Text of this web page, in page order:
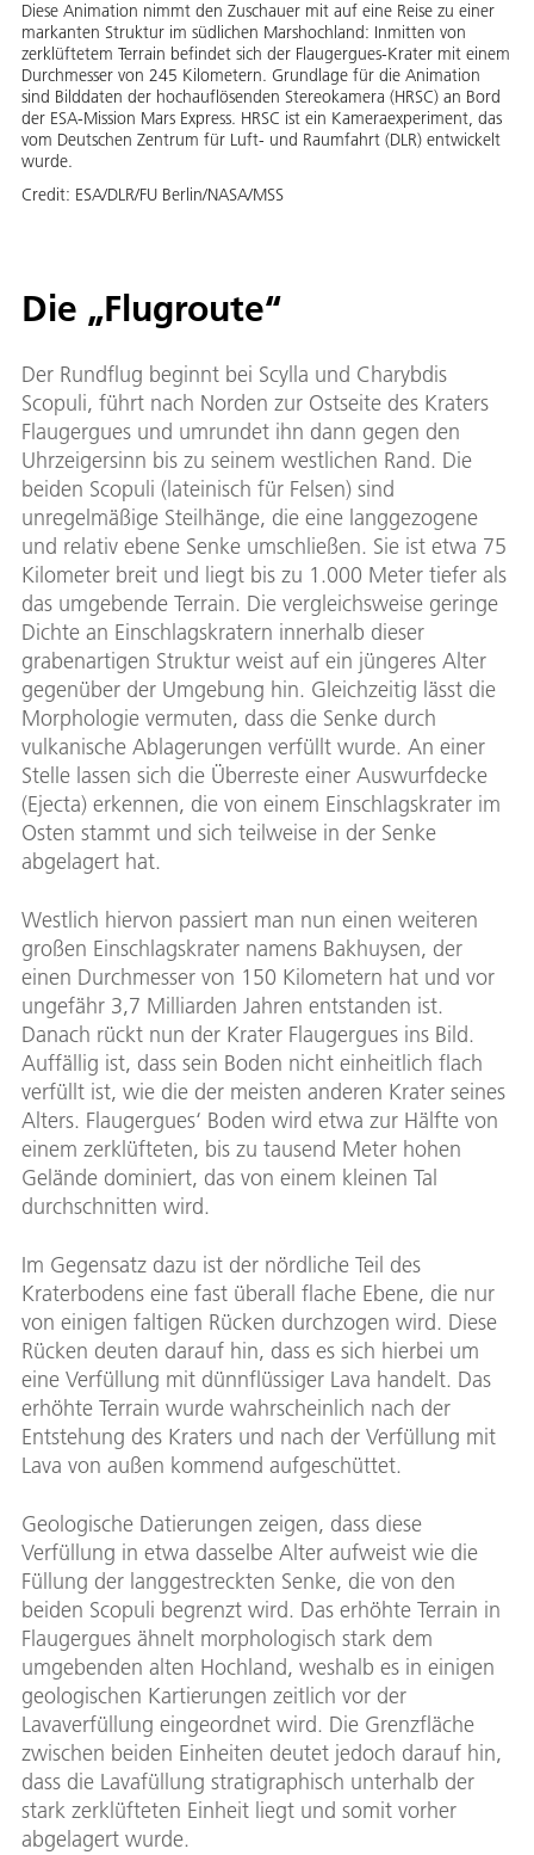
Diese Animation nimmt den Zuschauer mit auf eine Reise zu einer
markanten Struktur im südlichen Marshochland: Inmitten von
zerklüftetem Terrain befindet sich der Flaugergues-Krater mit einem
Durchmesser von 245 Kilometern. Grundlage für die Animation
sind Bilddaten der hochauflösenden Stereokamera (HRSC) an Bord
der ESA-Mission Mars Express. HRSC ist ein Kameraexperiment, das
vom Deutschen Zentrum für Luft- und Raumfahrt (DLR) entwickelt
wurde.
Credit: ESA/DLR/FU Berlin/NASA/MSS
Die „Flugroute“
Der Rundflug beginnt bei Scylla und Charybdis
Scopuli, führt nach Norden zur Ostseite des Kraters
Flaugergues und umrundet ihn dann gegen den
Uhrzeigersinn bis zu seinem westlichen Rand. Die
beiden Scopuli (lateinisch für Felsen) sind
unregelmäßige Steilhänge, die eine langgezogene
und relativ ebene Senke umschließen. Sie ist etwa 75
Kilometer breit und liegt bis zu 1.000 Meter tiefer als
das umgebende Terrain. Die vergleichsweise geringe
Dichte an Einschlagskratern innerhalb dieser
grabenartigen Struktur weist auf ein jüngeres Alter
gegenüber der Umgebung hin. Gleichzeitig lässt die
Morphologie vermuten, dass die Senke durch
vulkanische Ablagerungen verfüllt wurde. An einer
Stelle lassen sich die Überreste einer Auswurfdecke
(Ejecta) erkennen, die von einem Einschlagskrater im
Osten stammt und sich teilweise in der Senke
abgelagert hat.
Westlich hiervon passiert man nun einen weiteren
großen Einschlagskrater namens Bakhuysen, der
einen Durchmesser von 150 Kilometern hat und vor
ungefähr 3,7 Milliarden Jahren entstanden ist.
Danach rückt nun der Krater Flaugergues ins Bild.
Auffällig ist, dass sein Boden nicht einheitlich flach
verfüllt ist, wie die der meisten anderen Krater seines
Alters. Flaugergues‘ Boden wird etwa zur Hälfte von
einem zerklüfteten, bis zu tausend Meter hohen
Gelände dominiert, das von einem kleinen Tal
durchschnitten wird.
Im Gegensatz dazu ist der nördliche Teil des
Kraterbodens eine fast überall flache Ebene, die nur
von einigen faltigen Rücken durchzogen wird. Diese
Rücken deuten darauf hin, dass es sich hierbei um
eine Verfüllung mit dünnflüssiger Lava handelt. Das
erhöhte Terrain wurde wahrscheinlich nach der
Entstehung des Kraters und nach der Verfüllung mit
Lava von außen kommend aufgeschüttet.
Geologische Datierungen zeigen, dass diese
Verfüllung in etwa dasselbe Alter aufweist wie die
Füllung der langgestreckten Senke, die von den
beiden Scopuli begrenzt wird. Das erhöhte Terrain in
Flaugergues ähnelt morphologisch stark dem
umgebenden alten Hochland, weshalb es in einigen
geologischen Kartierungen zeitlich vor der
Lavaverfüllung eingeordnet wird. Die Grenzfläche
zwischen beiden Einheiten deutet jedoch darauf hin,
dass die Lavafüllung stratigraphisch unterhalb der
stark zerklüfteten Einheit liegt und somit vorher
abgelagert wurde.